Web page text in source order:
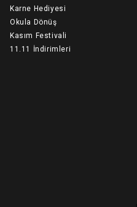
Karne Hediyesi
Okula Dönüş
Kasım Festivali
11.11 İndirimleri